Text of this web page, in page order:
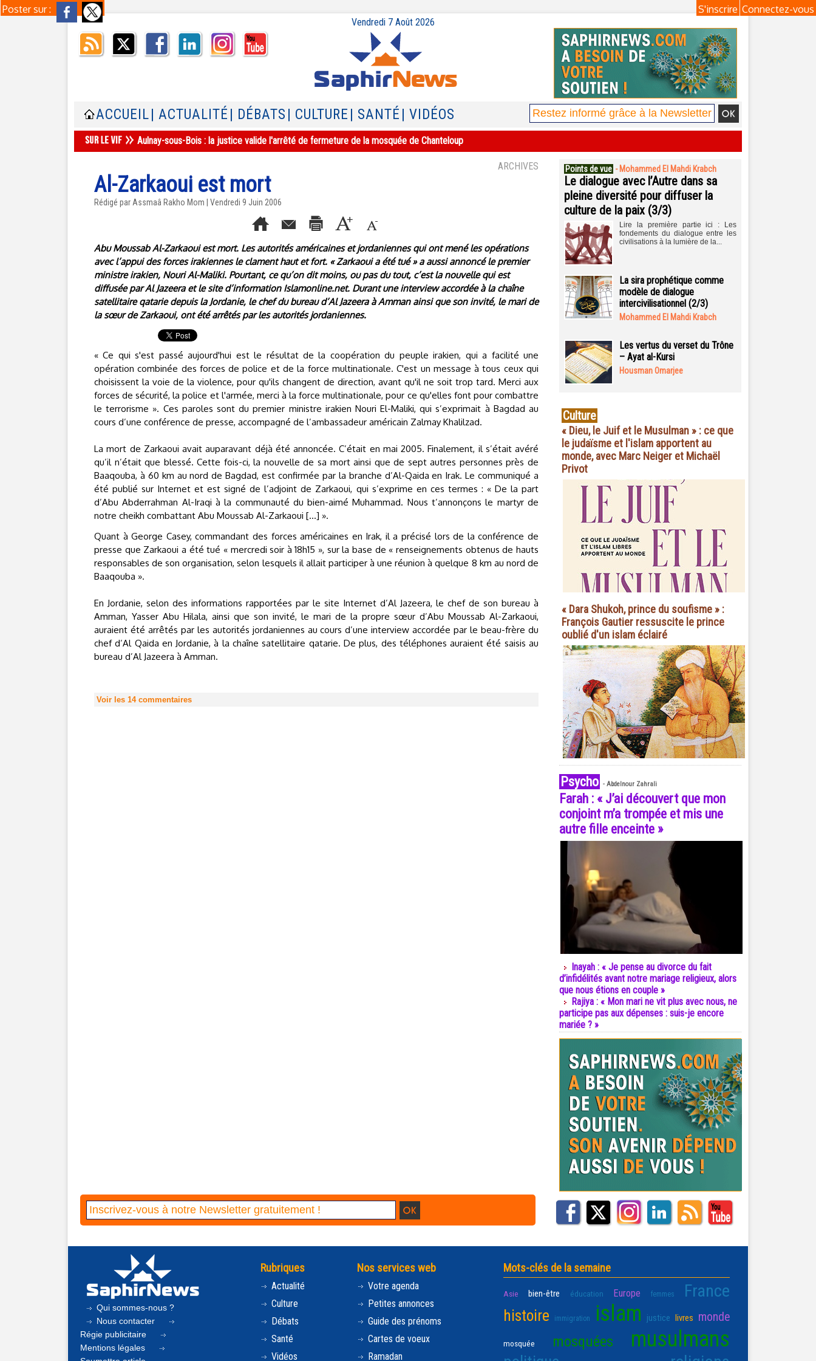
Poster sur : Connectez-vous
S'inscrire
Vendredi 7 Août 2026
ACCUEIL | ACTUALITÉ | DÉBATS | CULTURE | SANTÉ | VIDÉOS
Aulnay-sous-Bois : la justice valide l'arrêté de fermeture de la mosquée de Chanteloup
ARCHIVES
Al-Zarkaoui est mort
Rédigé par Assmaâ Rakho Mom | Vendredi 9 Juin 2006
Abu Moussab Al-Zarkaoui est mort. Les autorités américaines et jordaniennes qui ont mené les opérations
avec l’appui des forces irakiennes le clament haut et fort. « Zarkaoui a été tué » a aussi annoncé le premier
ministre irakien, Nouri Al-Maliki. Pourtant, ce qu’on dit moins, ou pas du tout, c’est la nouvelle qui est
diffusée par Al Jazeera et le site d’information Islamonline.net. Durant une interview accordée à la chaîne
satellitaire qatarie depuis la Jordanie, le chef du bureau d’Al Jazeera à Amman ainsi que son invité, le mari de
la sœur de Zarkaoui, ont été arrêtés par les autorités jordaniennes.
« Ce qui s'est passé aujourd'hui est le résultat de la coopération du peuple irakien, qui a facilité une
opération combinée des forces de police et de la force multinationale. C'est un message à tous ceux qui
choisissent la voie de la violence, pour qu'ils changent de direction, avant qu'il ne soit trop tard. Merci aux
forces de sécurité, la police et l'armée, merci à la force multinationale, pour ce qu'elles font pour combattre
le terrorisme ». Ces paroles sont du premier ministre irakien Nouri El-Maliki, qui s’exprimait à Bagdad au
cours d’une conférence de presse, accompagné de l’ambassadeur américain Zalmay Khalilzad.
La mort de Zarkaoui avait auparavant déjà été annoncée. C’était en mai 2005. Finalement, il s’était avéré
qu’il n’était que blessé. Cette fois-ci, la nouvelle de sa mort ainsi que de sept autres personnes près de
Baaqouba, à 60 km au nord de Bagdad, est confirmée par la branche d’Al-Qaida en Irak. Le communiqué a
été publié sur Internet et est signé de l’adjoint de Zarkaoui, qui s’exprime en ces termes : « De la part
d’Abu Abderrahman Al-Iraqi à la communauté du bien-aimé Muhammad. Nous t’annonçons le martyr de
notre cheikh combattant Abu Moussab Al-Zarkaoui […] ».
Quant à George Casey, commandant des forces américaines en Irak, il a précisé lors de la conférence de
presse que Zarkaoui a été tué « mercredi soir à 18h15 », sur la base de « renseignements obtenus de hauts
responsables de son organisation, selon lesquels il allait participer à une réunion à quelque 8 km au nord de
Baaqouba ».
En Jordanie, selon des informations rapportées par le site Internet d’Al Jazeera, le chef de son bureau à
Amman, Yasser Abu Hilala, ainsi que son invité, le mari de la propre sœur d’Abu Moussab Al-Zarkaoui,
auraient été arrêtés par les autorités jordaniennes au cours d’une interview accordée par le beau-frère du
chef d’Al Qaida en Jordanie, à la chaîne satellitaire qatarie. De plus, des téléphones auraient été saisis au
bureau d’Al Jazeera à Amman.
Voir les 14commentaires
Points de vue - Mohammed El Mahdi Krabch
Le dialogue avec l’Autre dans sa
pleine diversité pour diffuser la
culture de la paix (3/3)
Lire la première partie ici : Les
fondements du dialogue entre les
civilisations à la lumière de la...
La sira prophétique comme
modèle de dialogue
intercivilisationnel (2/3)
Mohammed El Mahdi Krabch
Les vertus du verset du Trône
– Ayat al-Kursi
Housman Omarjee
Culture
« Dieu, le Juif et le Musulman » : ce que
le judaïsme et l'islam apportent au
monde, avec Marc Neiger et Michaël
Privot
« Dara Shukoh, prince du soufisme » :
François Gautier ressuscite le prince
oublié d'un islam éclairé
Psycho - Abdelnour Zahrali
Farah : « J’ai découvert que mon
conjoint m’a trompée et mis une
autre fille enceinte »
Inayah : « Je pense au divorce du fait
d’infidélités avant notre mariage religieux, alors
que nous étions en couple »
Rajiya : « Mon mari ne vit plus avec nous, ne
participe pas aux dépenses : suis-je encore
mariée ? »
Qui sommes-nous ?
Nous contacter
Régie publicitaire
Mentions légales
Rubriques
Actualité
Culture
Débats
Santé
Vidéos
Nos services web
Votre agenda
Petites annonces
Guide des prénoms
Cartes de voeux
Ramadan
Mots-clés de la semaine
Asie bien-être éducation Europe femmes France
histoire immigration islam justice livres monde
mosquée mosquées musulmans